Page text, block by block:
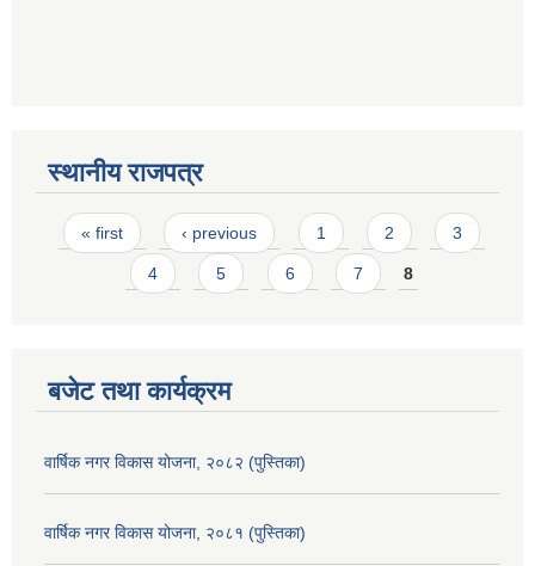
स्थानीय राजपत्र
Pages
« first ‹ previous 1 2 3
4 5 6 7 8
बजेट तथा कार्यक्रम
वार्षिक नगर विकास योजना, २०८२ (पुस्तिका)
वार्षिक नगर विकास योजना, २०८१ (पुस्तिका)